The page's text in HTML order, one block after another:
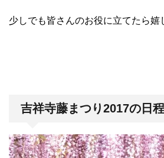
少しでも皆さんのお役に立てたら嬉
吉祥寺藤まつり2017の日